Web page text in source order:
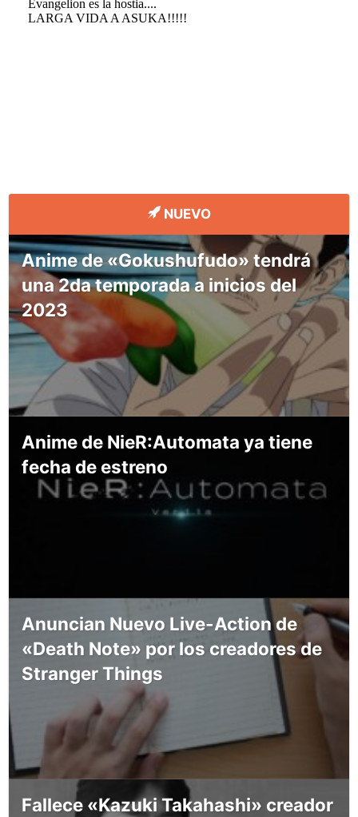
NUEVO
Anime de «Gokushufudo» tendrá
una 2da temporada a inicios del
2023
Anime de NieR:Automata ya tiene
fecha de estreno
Anuncian Nuevo Live-Action de
«Death Note» por los creadores de
Stranger Things
Fallece «Kazuki Takahashi» creador